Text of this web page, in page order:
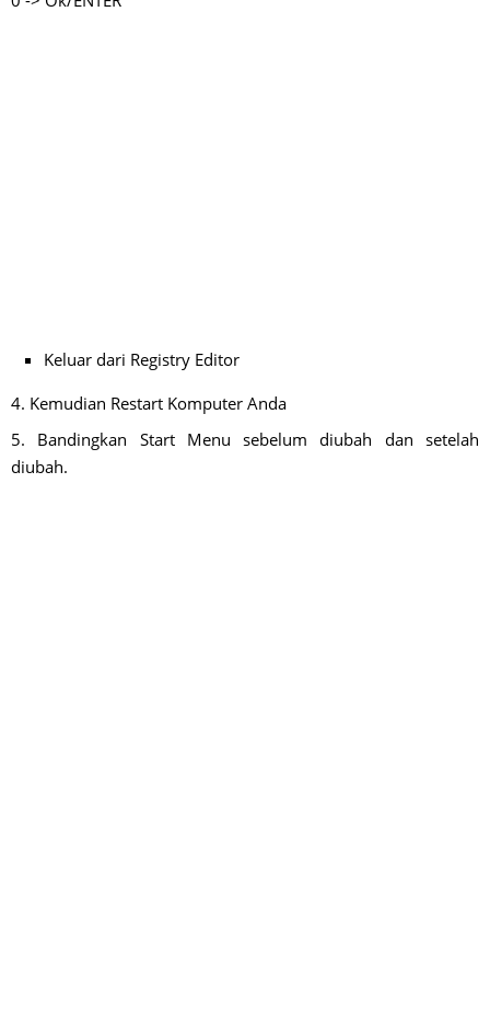
Keluar dari Registry Editor
4. Kemudian Restart Komputer Anda
5. Bandingkan Start Menu sebelum diubah dan setelah
diubah.